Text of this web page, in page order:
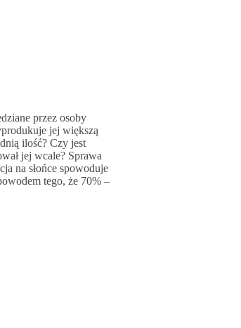
przez osoby
jej większą
ilość? Czy jest
jej wcale? Sprawa
na słońce spowoduje
tego, że 70% –